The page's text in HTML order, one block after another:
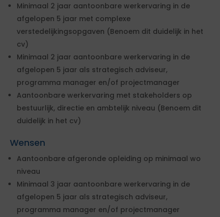
Minimaal 2 jaar aantoonbare werkervaring in de
afgelopen 5 jaar met complexe
verstedelijkingsopgaven (Benoem dit duidelijk in het
cv)
Minimaal 2 jaar aantoonbare werkervaring in de
afgelopen 5 jaar als strategisch adviseur,
programma manager en/of projectmanager
Aantoonbare werkervaring met stakeholders op
bestuurlijk, directie en ambtelijk niveau (Benoem dit
duidelijk in het cv)
Wensen
Aantoonbare afgeronde opleiding op minimaal wo
niveau
Minimaal 3 jaar aantoonbare werkervaring in de
afgelopen 5 jaar als strategisch adviseur,
programma manager en/of projectmanager